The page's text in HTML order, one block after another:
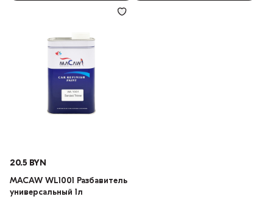
20.5 BYN
MACAW WL1001 Разбавитель
универсальный 1л